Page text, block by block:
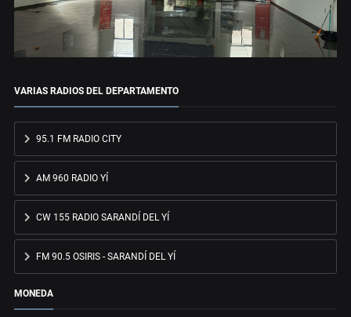
VARIAS RADIOS DEL DEPARTAMENTO
95.1 FM RADIO CITY
AM 960 RADIO YÍ
CW 155 RADIO SARANDÍ DEL YÍ
FM 90.5 OSIRIS - SARANDÍ DEL YÍ
MONEDA